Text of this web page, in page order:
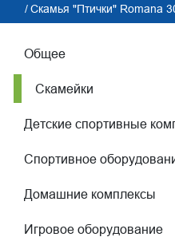
Скамья "Птички" Romana
Общее
Скамейки
Детские спортивные
Спортивное
Домашние комплексы
Игровое оборудование